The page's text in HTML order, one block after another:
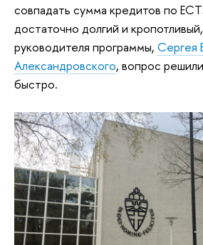
совпадать сумма кредитов по
достаточно долгий и
руководителя программы, Сергея
Александровского, вопрос
быстро.